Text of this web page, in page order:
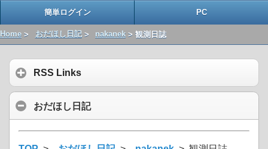
簡単ログイン PC
Home > おだほし日記> nakanek > 観測日誌
RSS Links
おだほし日記